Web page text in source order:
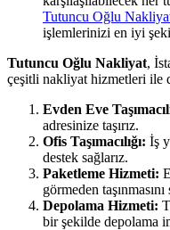
Tutuncu Oğlu
işlemlerinizi en iyi
Tutuncu Oğlu Nakliyat,
çeşitli nakliyat hizmetleri ile
Evden Eve
adresinize taşırız.
Ofis Taşımacılığı: İş
destek sağlarız.
Paketleme Hizmeti:
görmeden taşınmasını
Depolama Hizmeti:
bir şekilde depolama